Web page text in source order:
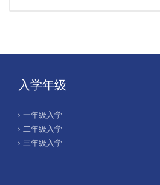
入学年级
一年级入学
二年级入学
三年级入学